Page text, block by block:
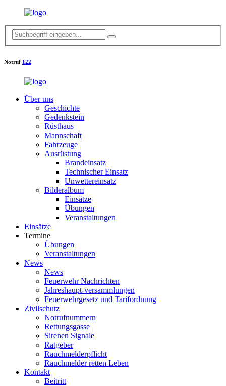
Notruf 122
Über uns
Geschichte
Gedenkstein
Rüsthaus
Mannschaft
Fahrzeuge
Ausrüstung
Brandeinsatz
Technischer Einsatz
Unwettereinsatz
Bilderalbum
Einsätze
Übungen
Veranstaltungen
Einsätze
Termine
Übungen
Veranstaltungen
News
News
Feuerwehr Nachrichten
Jahreshaupt-versammlungen
Feuerwehrgesetz und Tarifordnung
Zivilschutz
Notrufnummern
Rettungsgasse
Sirenen Signale
Ratgeber
Rauchmelderpflicht
Rauchmelder retten Leben
Kontakt
Beitritt